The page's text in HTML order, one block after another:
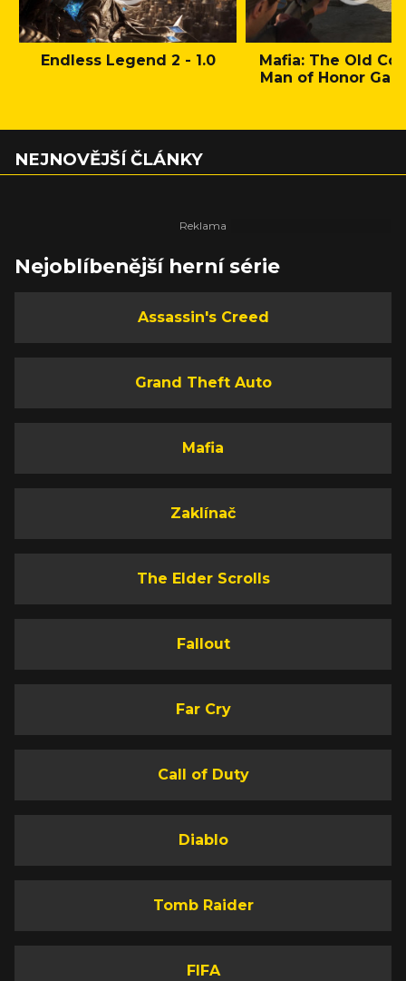
Endless Legend 2 - 1.0
Mafia: The Old
Man of Honor
NEJNOVĚJŠÍ ČLÁNKY
Nejoblíbenější herní série
Assassin's Creed
Grand Theft Auto
Mafia
Zaklínač
The Elder Scrolls
Fallout
Far Cry
Call of Duty
Diablo
Tomb Raider
FIFA